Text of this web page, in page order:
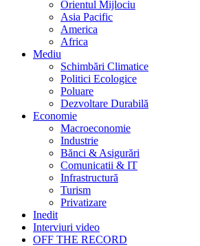
Orientul Mijlociu
Asia Pacific
America
Africa
Mediu
Schimbări Climatice
Politici Ecologice
Poluare
Dezvoltare Durabilă
Economie
Macroeconomie
Industrie
Bănci & Asigurări
Comunicatii & IT
Infrastructură
Turism
Privatizare
Inedit
Interviuri video
OFF THE RECORD